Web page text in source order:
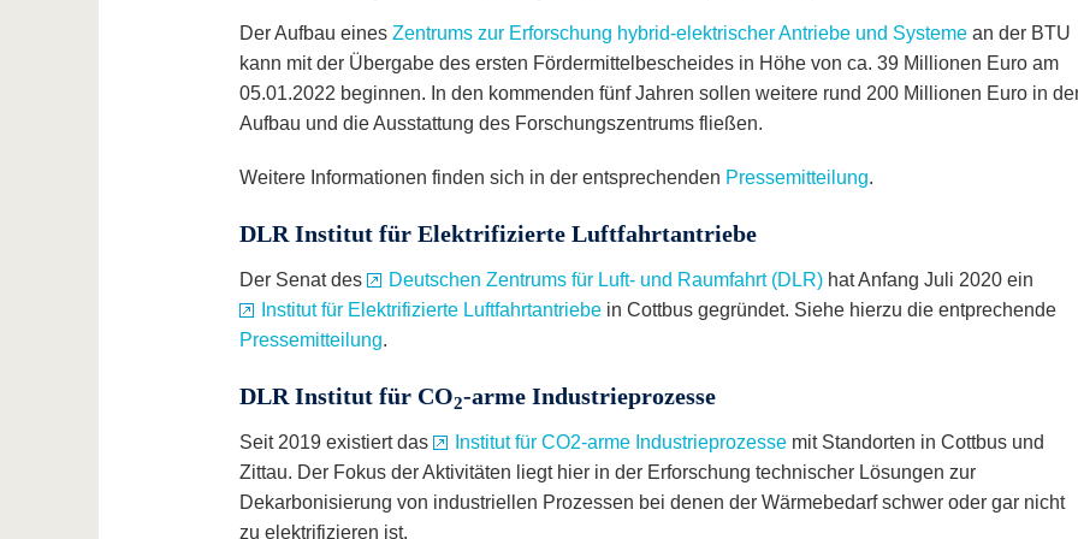
Der Aufbau eines Zentrums zur Erforschung hybrid-elektrischer Antriebe und Systemean der BTU
kann mit der Übergabe des ersten Fördermittelbescheides in Höhe von ca. 39 Millionen Euro am
05.01.2022 beginnen. In den kommenden fünf Jahren sollen weitere rund 200 Millionen Euro in
Aufbau und die Ausstattung des Forschungszentrums fließen.
Weitere Informationen finden sich in der entsprechenden Pressemitteilung.
DLR Institut für Elektrifizierte Luftfahrtantriebe
Der Senat des Deutschen Zentrums für Luft- und Raumfahrt (DLR)hat Anfang Juli 2020 ein
Institut für Elektrifizierte Luftfahrtantriebein Cottbus gegründet. Siehe hierzu die entprechende
Pressemitteilung.
DLR Institut für CO2-arme Industrieprozesse
Seit 2019 existiert das Institut für CO2-arme Industrieprozessemit Standorten in Cottbus und
Zittau. Der Fokus der Aktivitäten liegt hier in der Erforschung technischer Lösungen zur
Dekarbonisierung von industriellen Prozessen bei denen der Wärmebedarf schwer oder gar nicht
zu elektrifizieren ist.